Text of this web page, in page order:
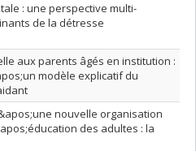
: une perspective multi-
de la détresse
aux parents âgés en institution :
modèle explicatif du
nouvelle organisation
des adultes : la